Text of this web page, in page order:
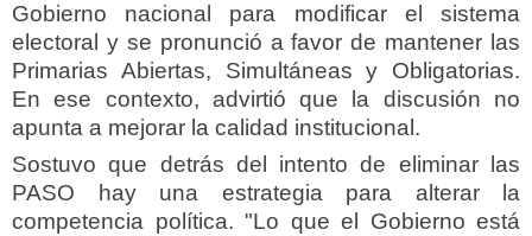
Gobierno nacional para modificar el sistema
electoral y se pronunció a favor de mantener las
Primarias Abiertas, Simultáneas y Obligatorias.
En ese contexto, advirtió que la discusión no
apunta a mejorar la calidad institucional.
Sostuvo que detrás del intento de eliminar las
PASO hay una estrategia para alterar la
competencia política. "Lo que el Gobierno está